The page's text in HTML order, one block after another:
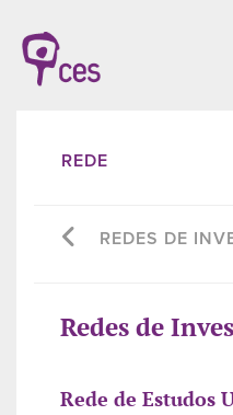
REDE
REDES DE
Redes de
Rede de Estudos